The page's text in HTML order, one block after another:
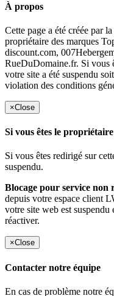
À propos
Cette page a été créée par
propriétaire des marques
discount.com,
RueDuDomaine.fr. Si vous
votre site a été suspendu
violation des conditions
×Close
Si vous êtes le
Si vous êtes redirigé sur
suspendu.
Blocage pour service non
depuis votre espace client
votre site web est
réactiver.
×Close
Contacter notre équipe
En cas de problème notre